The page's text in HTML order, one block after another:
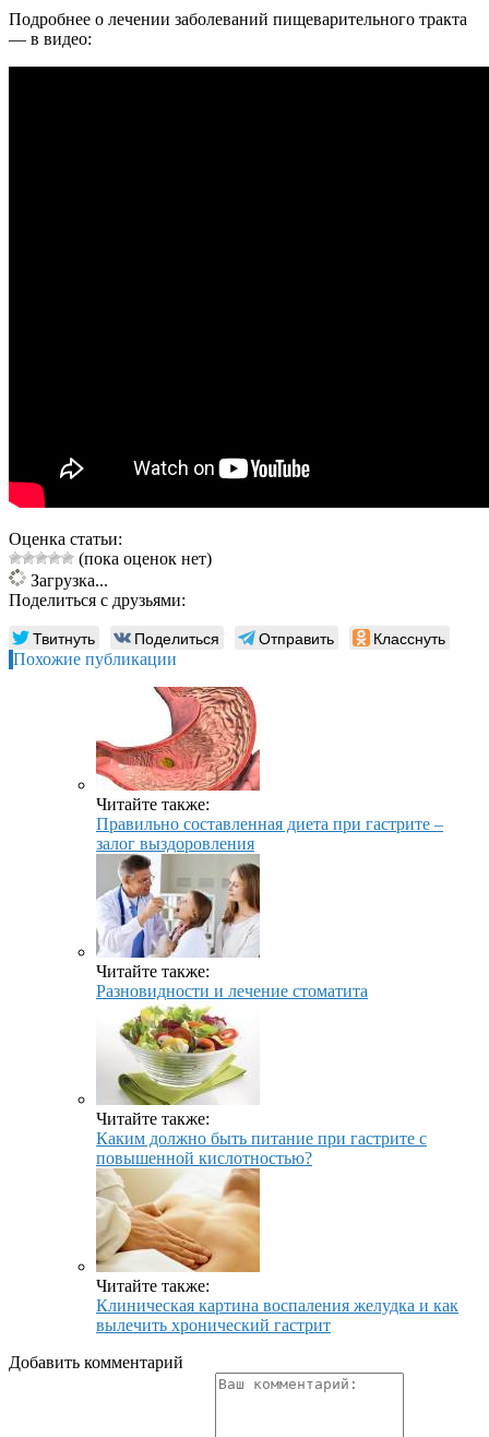
Подробнее о лечении заболеваний пищеварительного тракта
— в видео:
Оценка статьи:
(пока оценок нет)
Загрузка...
Поделиться с друзьями:
Твитнуть Поделиться Отправить Класснуть
Похожие публикации
Читайте также:
Правильно составленная диета при гастрите –
залог выздоровления
Читайте также:
Разновидности и лечение стоматита
Читайте также:
Каким должно быть питание при гастрите с
повышенной кислотностью?
Читайте также:
Клиническая картина воспаления желудка и как
вылечить хронический гастрит
Добавить комментарий